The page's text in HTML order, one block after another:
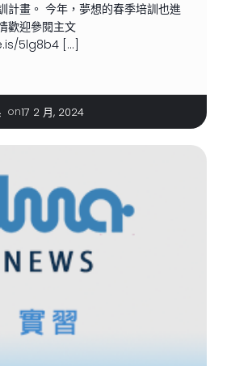
計畫。 今年，夢想的春季培訓也進
歡迎參閱主文
5lg8b4 […]
on17 2 月, 2024